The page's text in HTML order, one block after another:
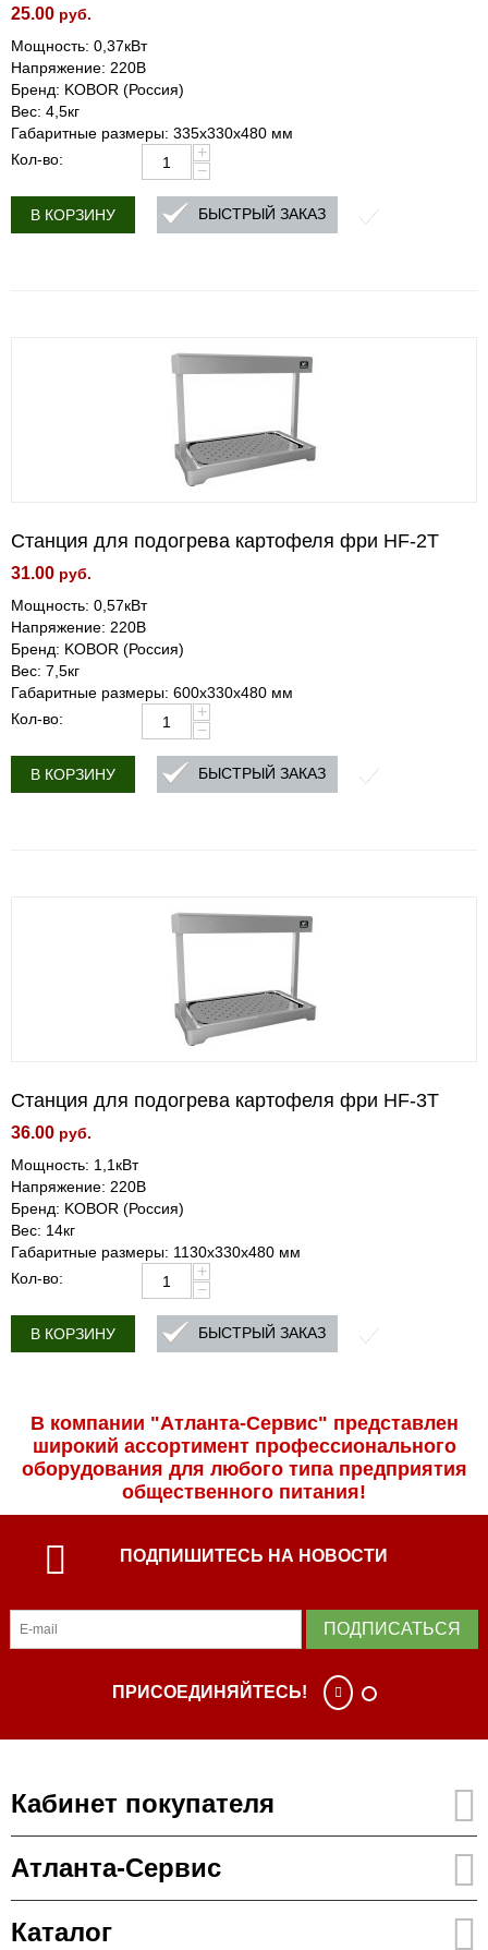
25.00 руб.
Мощность: 0,37кВт
Напряжение: 220В
Бренд: KOBOR (Россия)
Вес: 4,5кг
Габаритные размеры: 335х330х480 мм
Кол-во:
+
−
В КОРЗИНУ БЫСТРЫЙ ЗАКАЗ
Станция для подогрева картофеля фри HF-2T
31.00 руб.
Мощность: 0,57кВт
Напряжение: 220В
Бренд: KOBOR (Россия)
Вес: 7,5кг
Габаритные размеры: 600х330х480 мм
Кол-во:
+
−
В КОРЗИНУ БЫСТРЫЙ ЗАКАЗ
Станция для подогрева картофеля фри HF-3T
36.00 руб.
Мощность: 1,1кВт
Напряжение: 220В
Бренд: KOBOR (Россия)
Вес: 14кг
Габаритные размеры: 1130х330х480 мм
Кол-во:
+
−
В КОРЗИНУ БЫСТРЫЙ ЗАКАЗ
В компании "Атланта-Сервис" представлен
широкий ассортимент профессиональ­ного
оборудования для любого типа предприятия
общественного питания!
ПОДПИШИТЕСЬ НА НОВОСТИ
ПОДПИСАТЬСЯ
ПРИСОЕДИНЯЙТЕСЬ!
Кабинет покупателя
Атланта-Сервис
Каталог